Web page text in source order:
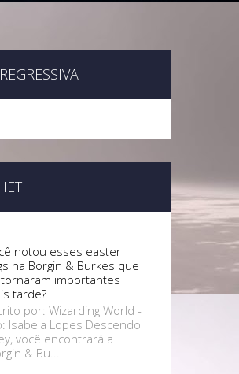
notou esses easter
na Borgin & Burkes que
importantes
tarde?
por: Wizarding World -
Isabela Lopes Descendo
você encontrará a
& Bu...